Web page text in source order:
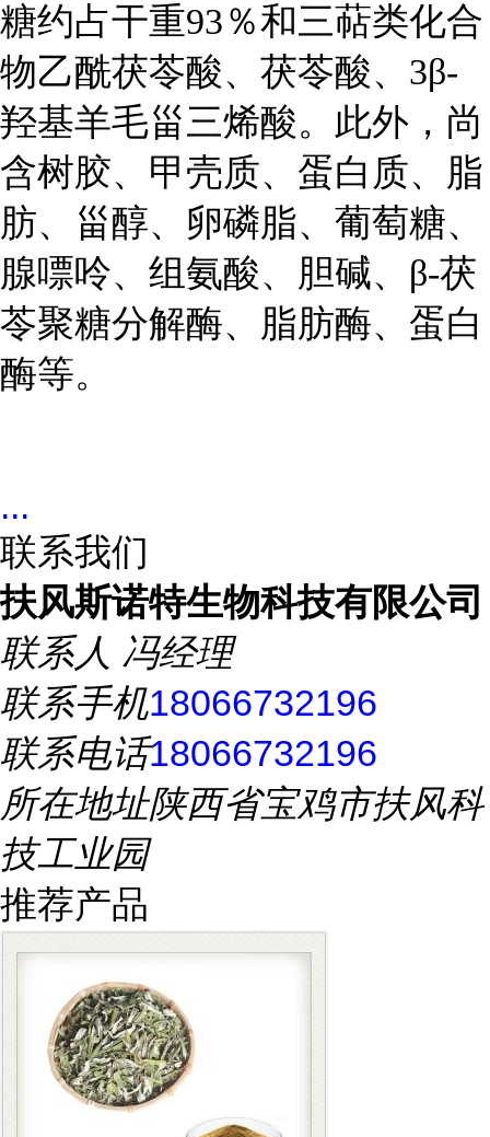
糖约占干重93％和三萜类化合
物乙酰茯苓酸、茯苓酸、3β-
羟基羊毛甾三烯酸。此外，尚
含树胶、甲壳质、蛋白质、脂
肪、甾醇、卵磷脂、葡萄糖、
腺嘌呤、组氨酸、胆碱、β-茯
苓聚糖分解酶、脂肪酶、蛋白
酶等。
...
联系我们
扶风斯诺特生物科技有限公司
联系人 冯经理
联系手机18066732196
联系电话18066732196
所在地址陕西省宝鸡市扶风科
技工业园
推荐产品